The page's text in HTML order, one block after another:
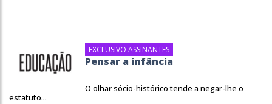
EXCLUSIVO ASSINANTES
Pensar a infância
O olhar sócio-histórico tende a negar-lhe o
estatuto...